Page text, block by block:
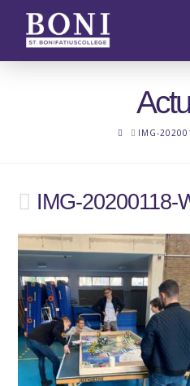
HOME
IMG-
IMG-20200118-